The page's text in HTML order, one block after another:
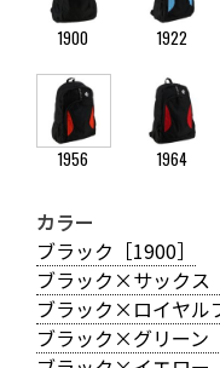
1900 1922
1956 1964
カラー
ブラック［1900］
ブラック×サックス
ブラック×ロイヤル
ブラック×グリーン